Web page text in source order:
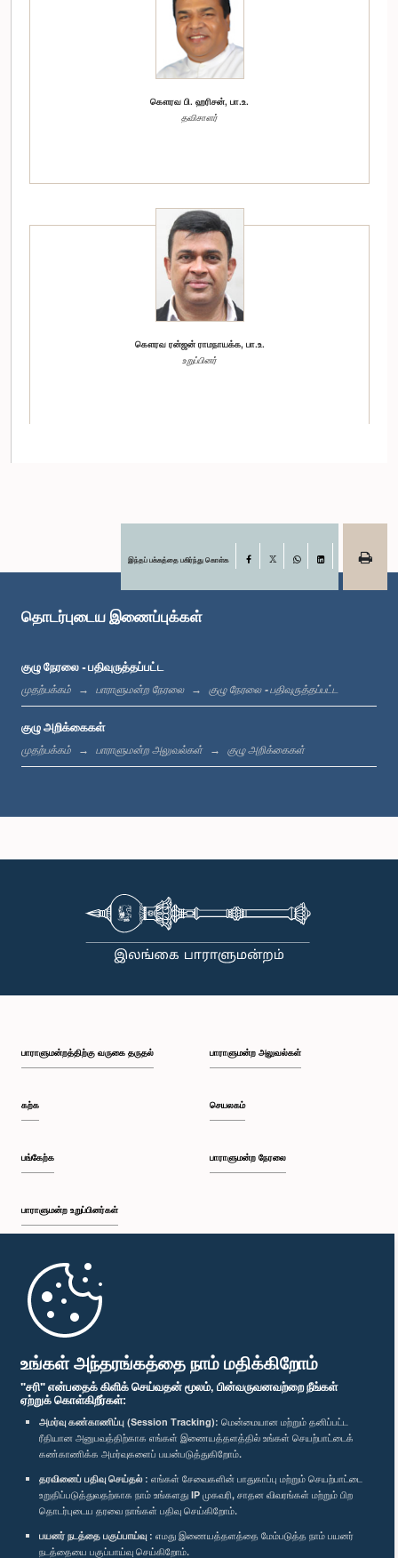
உங்கள் அந்தரங்கத்தை நாம் மதிக்கிறோம்
"சரி" என்பதைக் கிளிக் செய்வதன் மூலம், பின்வருவனவற்றை நீங்கள்
ஏற்றுக் கொள்கிறீர்கள்:
அமர்வு கண்காணிப்பு (Session Tracking): மென்மையான மற்றும் தனிப்பட்ட
ரீதியான அனுபவத்திற்காக எங்கள் இணையத்தளத்தில் உங்கள் செயற்பாட்டைக்
கண்காணிக்க அமர்வுகளைப் பயன்படுத்துகிறோம்.
தரவினைப் பதிவு செய்தல் : எங்கள் சேவைகளின் பாதுகாப்பு மற்றும் செயற்பாட்டை
உறுதிப்படுத்துவதற்காக நாம் உங்களது IP முகவரி, சாதன விவரங்கள் மற்றும் பிற
தொடர்புடைய தரவை நாங்கள் பதிவு செய்கிறோம்.
பயனர் நடத்தை பகுப்பாய்வு : எமது இணையத்தளத்தை மேம்படுத்த நாம் பயனர்
நடத்தையை பகுப்பாய்வு செய்கிறோம்.
கௌரவ பி. ஹரிசன், பா.உ.
தவிசாளர்
கௌரவ ரன்ஜன் ராமநாயக்க, பா.உ.
உறுப்பினர்
இந்தப் பக்கத்தை பகிர்ந்து கொள்க Facebook
LinkedIn
தொடர்புடைய இணைப்புக்கள்
குழு நேரலை - பதிவுருத்தப்பட்ட
முதற்பக்கம் பாராளுமன்ற நேரலை குழு நேரலை - பதிவுருத்தப்பட்ட
குழு அறிக்கைகள்
முதற்பக்கம் பாராளுமன்ற அலுவல்கள் குழு அறிக்கைகள்
பாராளுமன்றத்திற்கு வருகை தருதல்
கற்க
பங்கேற்க
பாராளுமன்ற உறுப்பினர்கள்
முதற்பக்கம்
பாராளுமன்ற அலுவல்கள்
செயலகம்
பாராளுமன்ற நேரலை
பாராளுமன்ற கையடக்க செயலி
எம்மை பின்தொடர்க :
விருதுகள்
தனியுரிமைக் கொள்கை